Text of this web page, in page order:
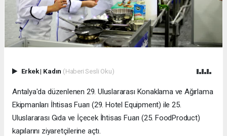
Erkek| Kadın (Haberi Sesli Oku)
​Antalya'da düzenlenen 29. Uluslararası Konaklama ve Ağırlama
Ekipmanları İhtisas Fuarı (29. Hotel Equipment) ile 25.
Uluslararası Gıda ve İçecek İhtisas Fuarı (25. FoodProduct)
kapılarını ziyaretçilerine açtı.